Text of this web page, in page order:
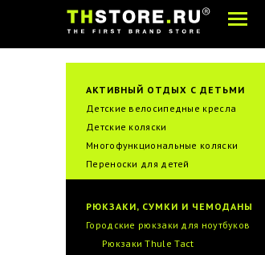
АКТИВНЫЙ ОТДЫХ С ДЕТЬМИ
Детские велосипедные кресла
Детские коляски
Многофункциональные коляски
Переноски для детей
РЮКЗАКИ, СУМКИ И ЧЕМОДАНЫ
Городские рюкзаки для ноутбуков
Рюкзаки Thule Tact